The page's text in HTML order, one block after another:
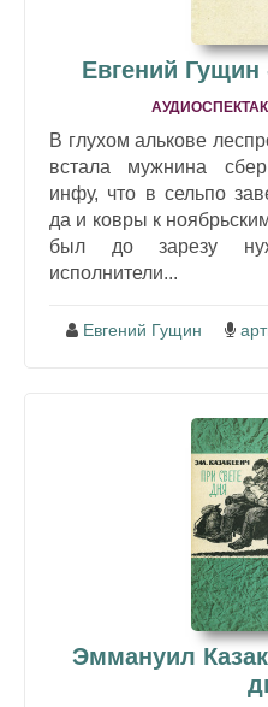
Евгений Гущин
В глухом алькове
встала мужнина
инфу, что в сельпо
да и ковры к
был до зарезу
исполнители...
Евгений Гущин
Эммануил